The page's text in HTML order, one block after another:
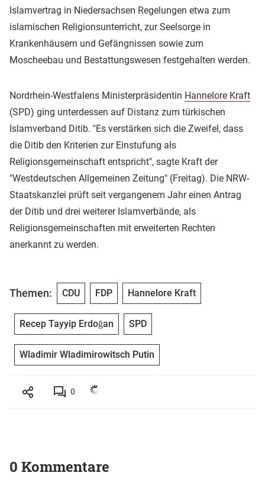
Islamvertrag in Niedersachsen Regelungen etwa zum
islamischen Religionsunterricht, zur Seelsorge in
Krankenhäusern und Gefängnissen sowie zum
Moscheebau und Bestattungswesen festgehalten werden.
Nordrhein-Westfalens Ministerpräsidentin Hannelore Kraft
(SPD) ging unterdessen auf Distanz zum türkischen
Islamverband Ditib. "Es verstärken sich die Zweifel, dass
die Ditib den Kriterien zur Einstufung als
Religionsgemeinschaft entspricht", sagte Kraft der
"Westdeutschen Allgemeinen Zeitung" (Freitag). Die NRW-
Staatskanzlei prüft seit vergangenem Jahr einen Antrag
der Ditib und drei weiterer Islamverbände, als
Religionsgemeinschaften mit erweiterten Rechten
anerkannt zu werden.
Themen: CDU FDP Hannelore Kraft
Recep Tayyip Erdoğan SPD
Wladimir Wladimirowitsch Putin
0
0 Kommentare